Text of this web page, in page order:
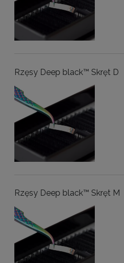
Rzęsy Deep black™ Skręt D
Rzęsy Deep black™ Skręt M